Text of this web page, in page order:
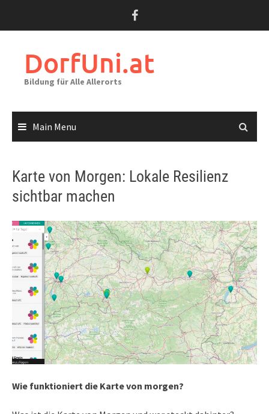
DorfUni.at
Bildung für Alle Allerorts
Main Menu
Karte von Morgen: Lokale Resilienz
sichtbar machen
Wie funktioniert die Karte von morgen?